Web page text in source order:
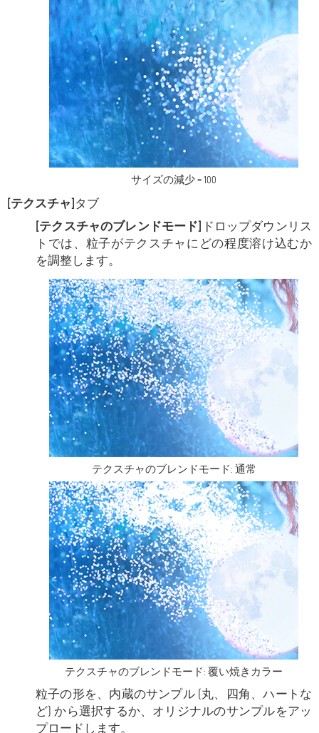
サイズの減少 = 100
[テクスチャ]タブ
[テクスチャのブレンドモード] ドロップダウンリス
トでは、粒子がテクスチャにどの程度溶け込むか
を調整します。
テクスチャのブレンドモード: 通常
テクスチャのブレンドモード: 覆い焼きカラー
粒子の形を、内蔵のサンプル (丸、四角、ハートな
ど) から選択するか、オリジナルのサンプルをアッ
プロードします。